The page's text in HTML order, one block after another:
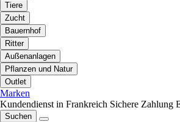
Tiere
Zucht
Bauernhof
Ritter
Außenanlagen
Pflanzen und Natur
Outlet
Marken
Kundendienst in Frankreich Sichere Zahlung
Suchen